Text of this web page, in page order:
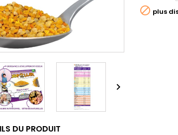

 plus
DU PRODUIT